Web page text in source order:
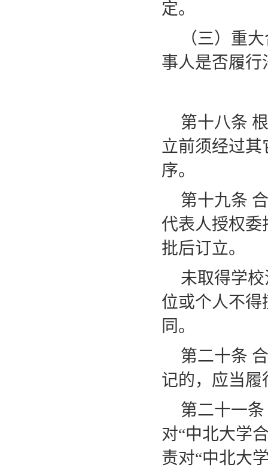
定。
（三）重
事人是否履
第十八条
立前须经过
序。
第十九条
代表人授权委
批后订立。
未取得学
位或个人不
同。
第二十条
记的，应当履
第二十一条
对“中北大学
责对“中北大